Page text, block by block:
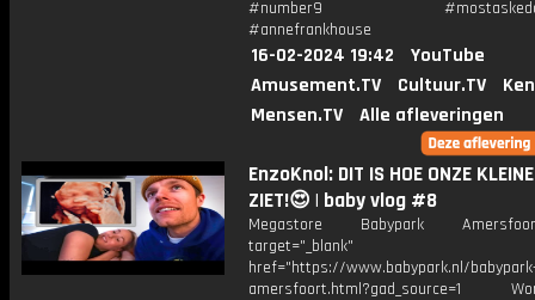
#number9
#annefrankhouse
16-02-2024 19:42
YouTube
Amusement.TV
Cultuur.TV
Mensen.TV
Alle afleveringen
EnzoKnol: DIT IS HOE ONZE
ZIET!😍 | baby vlog #8
Megastore Babypark
target="_blank"
href="https://www.babypark.nl/
amersfoort.html?gad_source=1